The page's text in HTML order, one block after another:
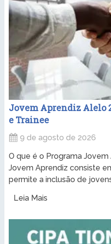
Jovem Aprendiz Alelo
e Trainee
9 de agosto de 2026
O que é o Programa
Jovem Aprendiz consiste
permite a inclusão de
Leia Mais